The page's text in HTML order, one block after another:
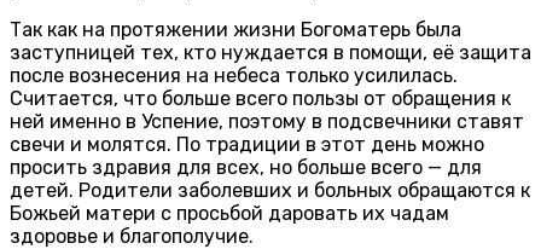
Так как на протяжении жизни Богоматерь была
заступницей тех, кто нуждается в помощи, её защита
после вознесения на небеса только усилилась.
Считается, что больше всего пользы от обращения к
ней именно в Успение, поэтому в подсвечники ставят
свечи и молятся. По традиции в этот день можно
просить здравия для всех, но больше всего — для
детей. Родители заболевших и больных обращаются к
Божьей матери с просьбой даровать их чадам
здоровье и благополучие.